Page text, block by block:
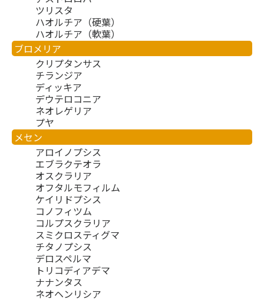
ツリスタ
ハオルチア（硬葉）
ハオルチア（軟葉）
ブロメリア
クリプタンサス
チランジア
ディッキア
デウテロコニア
ネオレゲリア
プヤ
メセン
アロイノプシス
エブラクテオラ
オスクラリア
オフタルモフィルム
ケイリドプシス
コノフィツム
コルプスクラリア
スミクロスティグマ
チタノプシス
デロスペルマ
トリコディアデマ
ナナンタス
ネオヘンリシア